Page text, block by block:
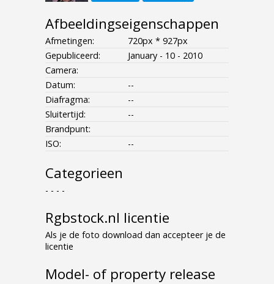
Afbeeldingseigenschappen
Afmetingen:
720px * 927px
Gepubliceerd:
January - 10 - 2010
Camera:
Datum:
--
Diafragma:
--
Sluitertijd:
--
Brandpunt:
ISO:
--
Categorieen
- - - -
Rgbstock.nl licentie
Als je de foto download dan accepteer je de
licentie
Model- of property release